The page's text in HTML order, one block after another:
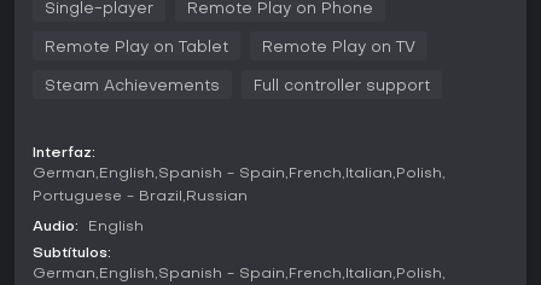
Jugabilidad
El núcleo deSouth Park: The Stick of Truthconsiste en
que imita el estilo artístico de la serie. Controlas al New Kid,
trama. Los combates pasan a enfrentamientos por turnos
en una arena dedicada, donde eliges acciones desde un
menú radial con golpes cuerpo a cuerpo, disparos a
distancia, habilidades especiales y ataques mágicos
La personalización es fundamental: eliges entre cuatro
Single-player Remote Play on Phone
Remote Play on Tablet Remote Play on TV
Steam Achievements Full controller support
Interfaz:
German English Spanish - Spain French Italian Polish
Portuguese - Brazil
Russian
Audio:
English
Subtítulos:
German English Spanish - Spain French Italian Polish